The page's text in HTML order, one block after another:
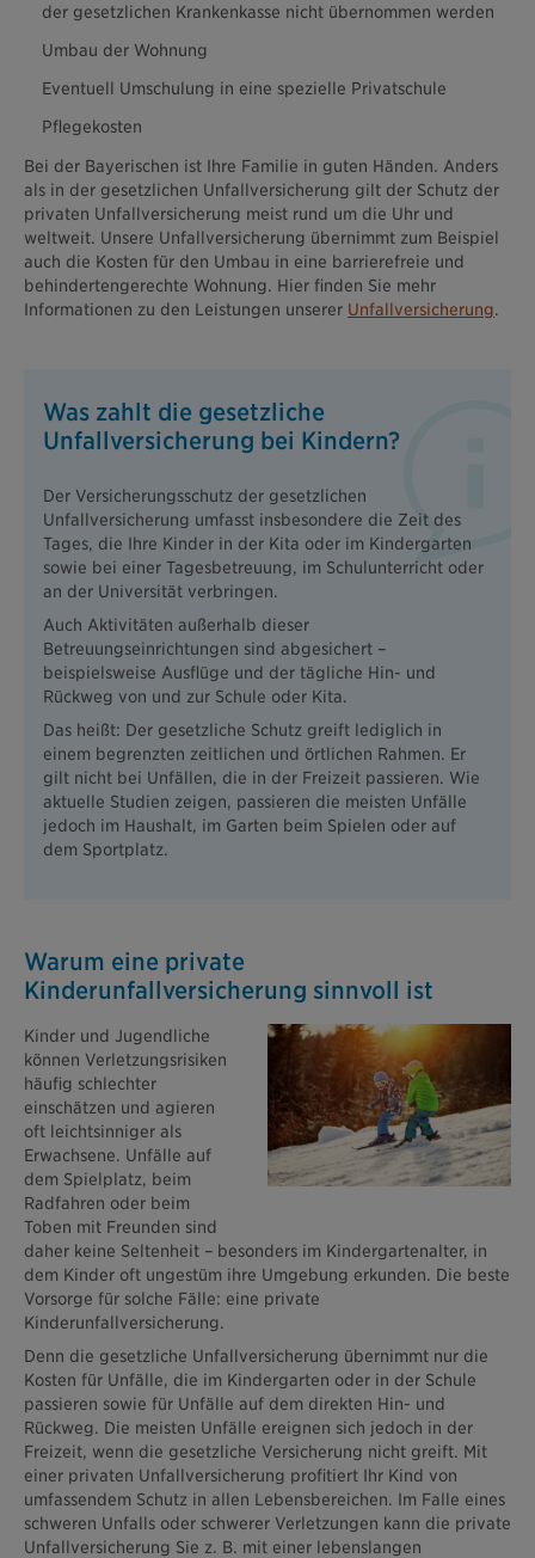
der gesetzlichen Krankenkasse nicht übernommen werden
Umbau der Wohnung
Eventuell Umschulung in eine spezielle Privatschule
Pflegekosten
Bei der Bayerischen ist Ihre Familie in guten Händen. Anders
als in der gesetzlichen Unfallversicherung gilt der Schutz der
privaten Unfallversicherung meist rund um die Uhr und
weltweit. Unsere Unfallversicherung übernimmt zum Beispiel
auch die Kosten für den Umbau in eine barrierefreie und
behindertengerechte Wohnung. Hier finden Sie mehr
Informationen zu den Leistungen unserer Unfallversicherung.
Was zahlt die gesetzliche
Unfallversicherung bei Kindern?
Der Versicherungsschutz der gesetzlichen
Unfallversicherung umfasst insbesondere die Zeit des
Tages, die Ihre Kinder in der Kita oder im Kindergarten
sowie bei einer Tagesbetreuung, im Schulunterricht oder
an der Universität verbringen.
Auch Aktivitäten außerhalb dieser
Betreuungseinrichtungen sind abgesichert –
beispielsweise Ausflüge und der tägliche Hin- und
Rückweg von und zur Schule oder Kita.
Das heißt: Der gesetzliche Schutz greift lediglich in
einem begrenzten zeitlichen und örtlichen Rahmen. Er
gilt nicht bei Unfällen, die in der Freizeit passieren. Wie
aktuelle Studien zeigen, passieren die meisten Unfälle
jedoch im Haushalt, im Garten beim Spielen oder auf
dem Sportplatz.
Warum eine private
Kinderunfallversicherung sinnvoll ist
Kinder und Jugendliche
können Verletzungsrisiken
häufig schlechter
einschätzen und agieren
oft leichtsinniger als
Erwachsene. Unfälle auf
dem Spielplatz, beim
Radfahren oder beim
Toben mit Freunden sind
daher keine Seltenheit – besonders im Kindergartenalter, in
dem Kinder oft ungestüm ihre Umgebung erkunden. Die beste
Vorsorge für solche Fälle: eine private
Kinderunfallversicherung.
Denn die gesetzliche Unfallversicherung übernimmt nur die
Kosten für Unfälle, die im Kindergarten oder in der Schule
passieren sowie für Unfälle auf dem direkten Hin- und
Rückweg. Die meisten Unfälle ereignen sich jedoch in der
Freizeit, wenn die gesetzliche Versicherung nicht greift. Mit
einer privaten Unfallversicherung profitiert Ihr Kind von
umfassendem Schutz in allen Lebensbereichen. Im Falle eines
schweren Unfalls oder schwerer Verletzungen kann die private
Unfallversicherung Sie z. B. mit einer lebenslangen